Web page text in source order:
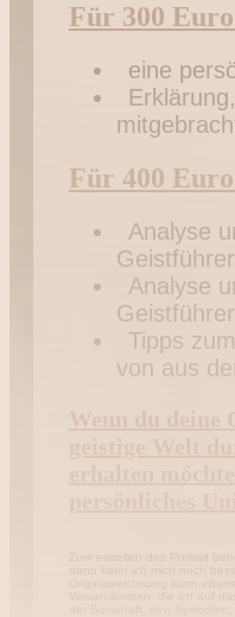
Für 300
eine
Für 400
Analyse
Analyse
Tipps
von aus
Wenn du
geistige Welt
Zum erstellen des Portrait
dann kann ich mich noch
Originalzeichnung kann
Versandkosten, die ich auf
der Botschaft, den